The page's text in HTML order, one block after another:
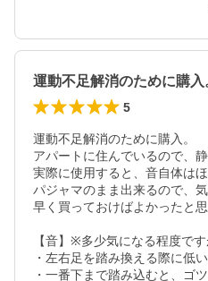
5
運動不足解消のために購入。
アパートに住んでいるので、
実際に使用すると、音自体は
パジャマのまま出来るので、
早く買っておけばよかったと思
【音】※多少気になる程度で
・左右足を踏み換える際に低
・一番下まで踏み込むと、ゴ